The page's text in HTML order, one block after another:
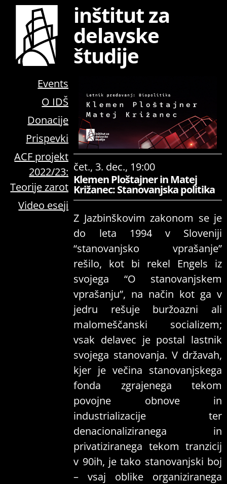
inštitut za
delavske
študije
Events
O IDŠ
Donacije
Prispevki
ACF projekt
2022/23:
Teorije zarot
Video eseji
čet., 3. dec., 19:00
Klemen Ploštajner in Matej
Križanec: Stanovanjska politika
Z Jazbinškovim zakonom se je
do leta 1994 v Sloveniji
“stanovanjsko vprašanje”
rešilo, kot bi rekel Engels iz
svojega “O stanovanjskem
vprašanju”, na način kot ga v
jedru rešuje buržoazni ali
malomeščanski socializem;
vsak delavec je postal lastnik
svojega stanovanja. V državah,
kjer je večina stanovanjskega
fonda zgrajenega tekom
povojne obnove in
industrializacije ter
denacionaliziranega in
privatiziranega tekom tranzicij
v 90ih, je tako stanovanjski boj
– vsaj oblike organiziranega